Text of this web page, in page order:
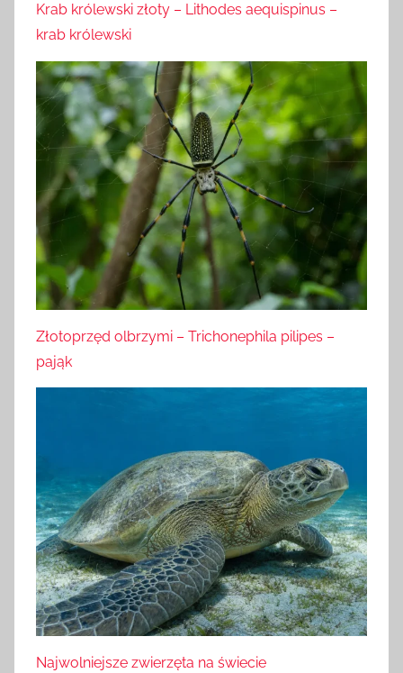
Krab królewski złoty – Lithodes aequispinus –
krab królewski
Złotoprzęd olbrzymi – Trichonephila pilipes –
pająk
Najwolniejsze zwierzęta na świecie